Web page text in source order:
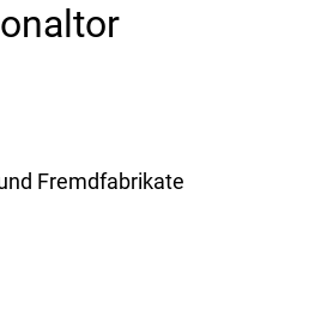
Fremdfabrikate